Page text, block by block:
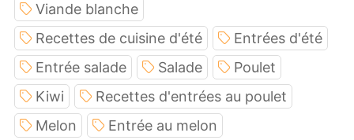
Viande blanche
Recettes de cuisine d'été
Entrées d'été
Entrée salade
Salade
Poulet
Kiwi
Recettes d'entrées au poulet
Melon
Entrée au melon